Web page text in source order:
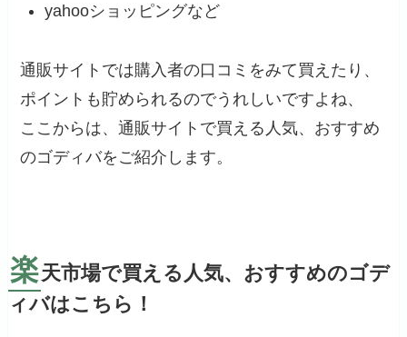
yahooショッピングなど
通販サイトでは購入者の口コミをみて買えたり、
ポイントも貯められるのでうれしいですよね、
ここからは、通販サイトで買える人気、おすすめ
のゴディバをご紹介します。
楽天市場で買える人気、おすすめのゴデ
ィバはこちら！